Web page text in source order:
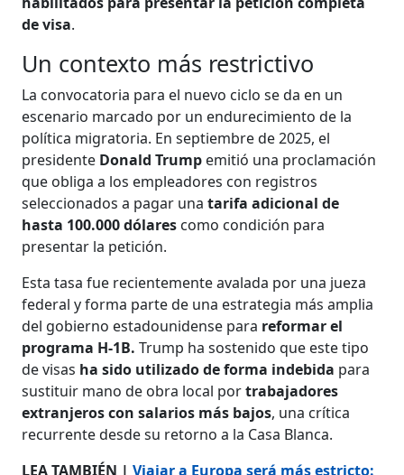
de visa.
Un contexto más restrictivo
La convocatoria para el nuevo ciclo se da en un
escenario marcado por un endurecimiento de la
política migratoria. En septiembre de 2025, el
presidente Donald Trump emitió una proclamación
que obliga a los empleadores con registros
seleccionados a pagar unatarifa adicional de
hasta 100.000 dólares como condición para
presentar la petición.
Esta tasa fue recientemente avalada por una jueza
federal y forma parte de una estrategia más amplia
del gobierno estadounidense para reformar el
programa H-1B. Trump ha sostenido que este tipo
de visas ha sido utilizado de forma indebida para
sustituir mano de obra local portrabajadores
extranjeros con salarios más bajos, una crítica
recurrente desde su retorno a la Casa Blanca.
LEA TAMBIÉN |Viajar a Europa será más estricto: